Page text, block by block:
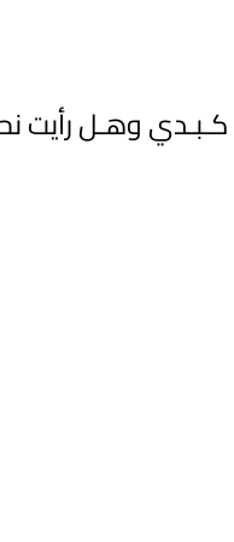
في كـبـدي وهـل